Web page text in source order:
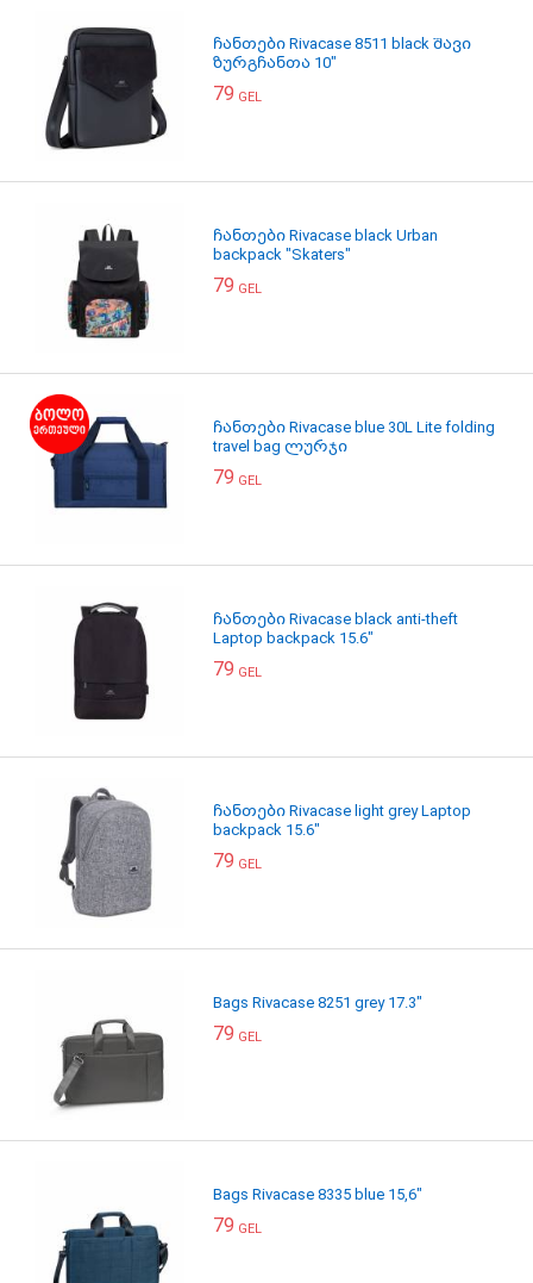
ჩანთები Rivacase 8511 black შავი
ზურგჩანთა 10"
79 GEL
ჩანთები Rivacase black Urban
backpack "Skaters"
79 GEL
ჩანთები Rivacase blue 30L Lite folding
travel bag ლურჯი
79 GEL
ჩანთები Rivacase black anti-theft
Laptop backpack 15.6"
79 GEL
ჩანთები Rivacase light grey Laptop
backpack 15.6"
79 GEL
Bags Rivacase 8251 grey 17.3"
79 GEL
Bags Rivacase 8335 blue 15,6"
79 GEL